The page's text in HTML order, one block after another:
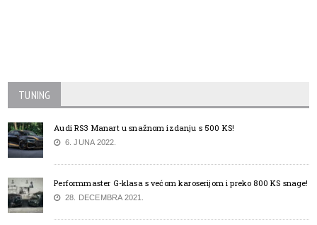
TUNING
Audi RS3 Manart u snažnom izdanju s 500 KS!
6. JUNA 2022.
Performmaster G-klasa s većom karoserijom i preko 800 KS snage!
28. DECEMBRA 2021.